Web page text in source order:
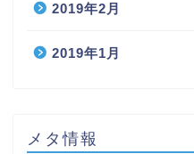
2019年2月
2019年1月
メタ情報